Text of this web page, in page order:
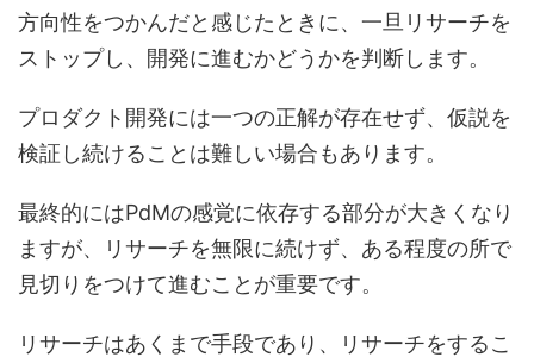
方向性をつかんだと感じたときに、一旦リサーチを
ストップし、開発に進むかどうかを判断します。
プロダクト開発には一つの正解が存在せず、仮説を
検証し続けることは難しい場合もあります。
最終的にはPdMの感覚に依存する部分が大きくなり
ますが、リサーチを無限に続けず、ある程度の所で
見切りをつけて進むことが重要です。
リサーチはあくまで手段であり、リサーチをするこ